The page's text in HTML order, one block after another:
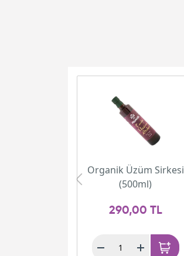
Organik Üzüm Sirkesi
(500ml)
290,00 TL